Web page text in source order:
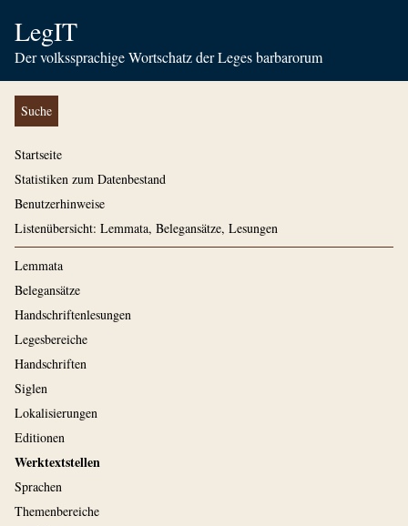
LegIT
Der volkssprachige Wortschatz der Leges barbarorum
Suche
Startseite
Statistiken zum Datenbestand
Benutzerhinweise
Listenübersicht: Lemmata, Belegansätze, Lesungen
Lemmata
Belegansätze
Handschriftenlesungen
Legesbereiche
Handschriften
Siglen
Lokalisierungen
Editionen
Werktextstellen
Sprachen
Themenbereiche